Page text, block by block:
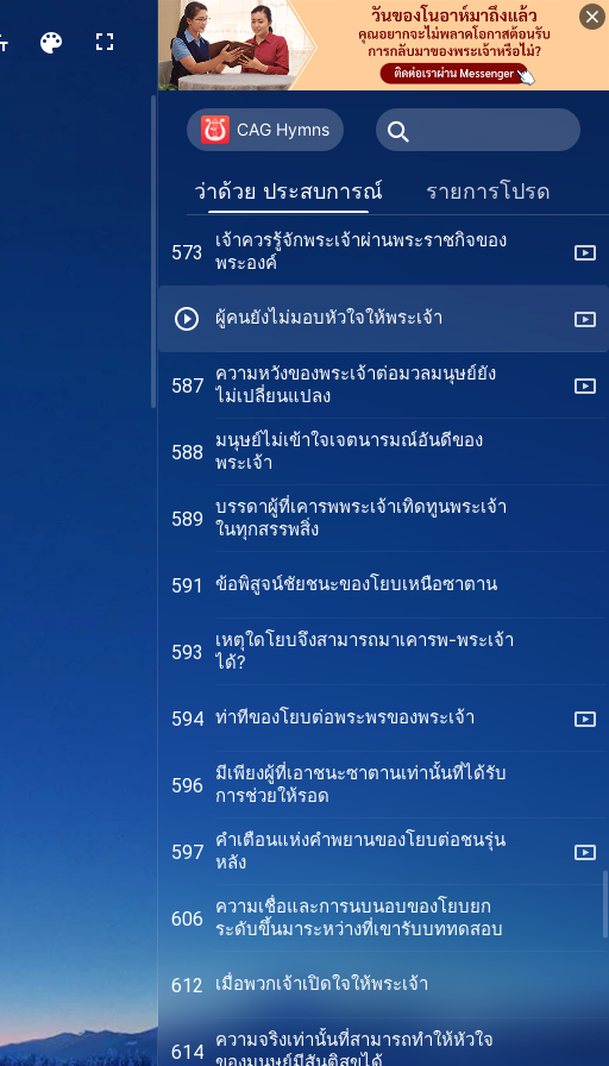
CAG Hymns
ว่าด้วย ประสบการณ์ รายการโปรด
544
สิ่งที่ได้รับจากการเชื่อในพระเจ้าผู้ทรง
ภาคชีวิตจริงช่างมหาศาล
550 สิ่งใดเล่าที่พระเจ้าทรงได้รับจากมนุษย์?
571 พระองค์
573
เจ้าควรรู้จักพระเจ้าผ่านพระราชกิจของ
พระองค์
ผู้คนยังไม่มอบหัวใจให้พระเจ้า
587
ความหวังของพระเจ้าต่อมวลมนุษย์ยัง
ไม่เปลี่ยนแปลง
588
มนุษย์ไม่เข้าใจเจตนารมณ์อันดีของ
พระเจ้า
589
บรรดาผู้ที่เคารพพระเจ้าเทิดทูนพระเจ้า
ในทุกสรรพสิ่ง
591 ข้อพิสูจน์ชัยชนะของโยบเหนือซาตาน
593
เหตุใดโยบจึงสามารถมาเคารพ-พระเจ้า
ได้?
594 ท่าทีของโยบต่อพระพรของพระเจ้า
596
มีเพียงผู้ที่เอาชนะซาตานเท่านั้นที่ได้รับ
การช่วยให้รอด
597
คำเตือนแห่งคำพยานของโยบต่อชนรุ่น
หลัง
606
ความเชื่อและการนบนอบของโยบยก
ระดับขึ้นมาระหว่างที่เขารับบททดสอบ
612 เมื่อพวกเจ้าเปิดใจให้พระเจ้า
614
ความจริงเท่านั้นที่สามารถทำให้หัวใจ